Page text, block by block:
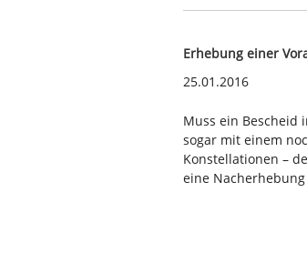
Erhebung einer
25.01.2016
Muss ein Bescheid
sogar mit einem
Konstellationen –
eine